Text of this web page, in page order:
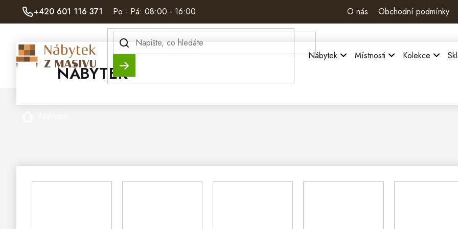
+420 601 116 371 Po - Pá: 08:00 - 16:00 O nás Obchodní podmínky
Hledat Nábytek Místnosti Kolekce
NÁBYTEK